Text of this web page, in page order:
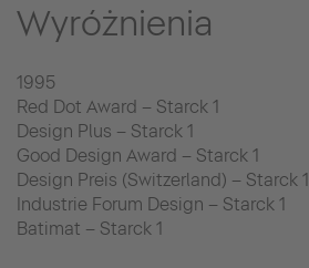
Wyróżnienia
1995
Red Dot Award – Starck 1
Design Plus – Starck 1
Good Design Award – Starck 1
Design Preis (Switzerland) – Starck 1
Industrie Forum Design – Starck 1
Batimat – Starck 1